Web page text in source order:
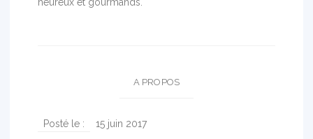
A PROPOS
Posté le :
15 juin 2017